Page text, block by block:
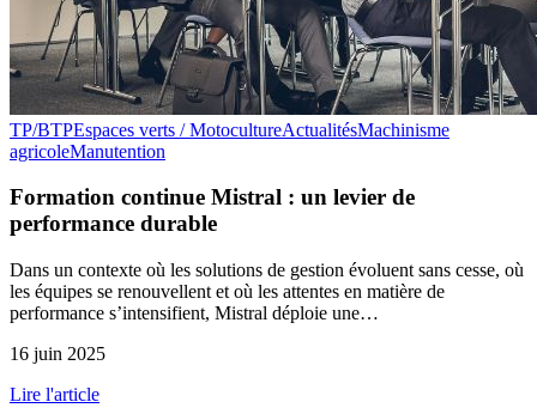
TP/BTPEspaces verts / MotocultureActualitésMachinisme
agricoleManutention
Formation continue Mistral : un levier de
performance durable
Dans un contexte où les solutions de gestion évoluent sans cesse, où
les équipes se renouvellent et où les attentes en matière de
performance s’intensifient, Mistral déploie une…
16 juin 2025
Lire l'article